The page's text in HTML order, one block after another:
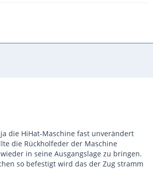
die HiHat-Maschine fast unverändert
die Rückholfeder der Maschine
in seine Ausgangslage zu bringen.
so befestigt wird das der Zug stramm